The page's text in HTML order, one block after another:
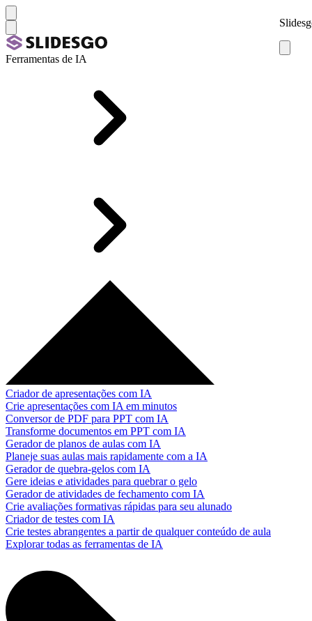
Ferramentas de IA
Criador de apresentações com IA
Crie apresentações com IA em minutos
Conversor de PDF para PPT com IA
Transforme documentos em PPT com IA
Gerador de planos de aulas com IA
Planeje suas aulas mais rapidamente com a IA
Gerador de quebra-gelos com IA
Gere ideias e atividades para quebrar o gelo
Gerador de atividades de fechamento com IA
Crie avaliações formativas rápidas para seu alunado
Criador de testes com IA
Crie testes abrangentes a partir de qualquer conteúdo de aula
Explorar todas as ferramentas de IA